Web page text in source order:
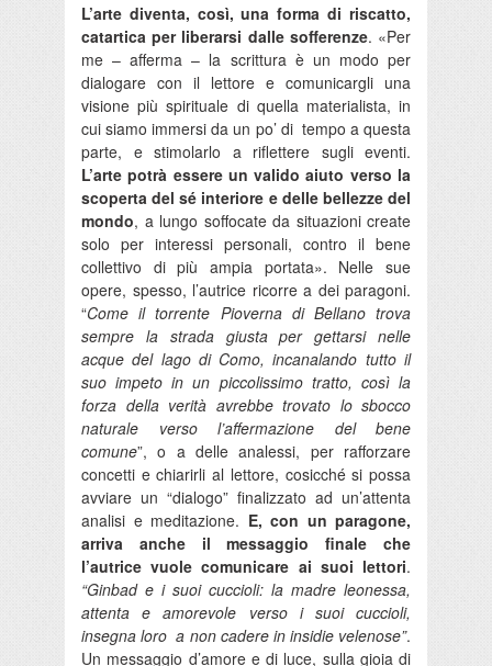
L’arte diventa, così, una forma di riscatto,
catartica per liberarsi dalle sofferenze. «Per
me – afferma – la scrittura è un modo per
dialogare con il lettore e comunicargli una
visione più spirituale di quella materialista, in
cui siamo immersi da un po’ di tempo a questa
parte, e stimolarlo a riflettere sugli eventi.
L’arte potrà essere un valido aiuto verso la
scoperta del sé interiore e delle bellezze del
mondo, a lungo soffocate da situazioni create
solo per interessi personali, contro il bene
collettivo di più ampia portata». Nelle sue
opere, spesso, l’autrice ricorre a dei paragoni.
“Come il torrente Pioverna di Bellano trova
sempre la strada giusta per gettarsi nelle
acque del lago di Como, incanalando tutto il
suo impeto in un piccolissimo tratto, così la
forza della verità avrebbe trovato lo sbocco
naturale verso l’affermazione del bene
comune”, o a delle analessi, per rafforzare
concetti e chiarirli al lettore, cosicché si possa
avviare un “dialogo” finalizzato ad un’attenta
analisi e meditazione. E, con un paragone,
arriva anche il messaggio finale che
l’autrice vuole comunicare ai suoi lettori.
“Ginbad e i suoi cuccioli: la madre leonessa,
attenta e amorevole verso i suoi cuccioli,
insegna loro a non cadere in insidie velenose”.
Un messaggio d’amore e di luce, sulla gioia di